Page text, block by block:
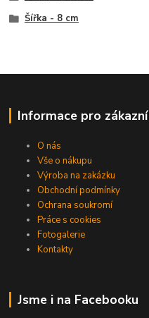
Šířka - 8 cm
Informace pro
O nás
Vše o nákupu
Výroba na zakázku
Obchodní podmínky
Ochrana soukromí
Práce s cookies
Fotogalerie
Kontakty
Jsme i na Facebooku